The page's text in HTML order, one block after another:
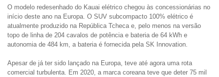
O modelo redesenhado do Kauai elétrico chegou às concessionárias no
início deste ano na Europa. O SUV subcompacto 100% elétrico é
atualmente produzido na República Tcheca e, pelo menos na versão
topo de linha de 204 cavalos de potência e bateria de 64 kWh e
autonomia de 484 km, a bateria é fornecida pela SK Innovation.
Apesar de já ter sido lançado na Europa, teve até agora uma rota
comercial turbulenta. Em 2020, a marca coreana teve que deter 75 mil